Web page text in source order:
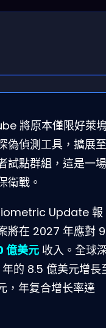
將原本僅限好萊
偽偵測工具，擴展至
試點群組，這是一場
衛戰。
Update 報
將在 2027 年應對
億美元 收入。全球
的 8.5 億美元增長
，年复合增长率達